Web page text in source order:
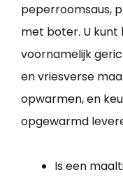
peperroomsaus,
met boter. U kunt
voornamelijk
en vriesverse
opwarmen, en
opgewarmd
Is een